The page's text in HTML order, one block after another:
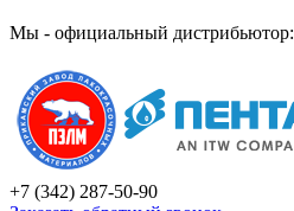
Мы - официальный дистрибьютор:
+7 (342) 287-50-90